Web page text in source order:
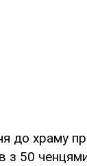
до храму
з 50